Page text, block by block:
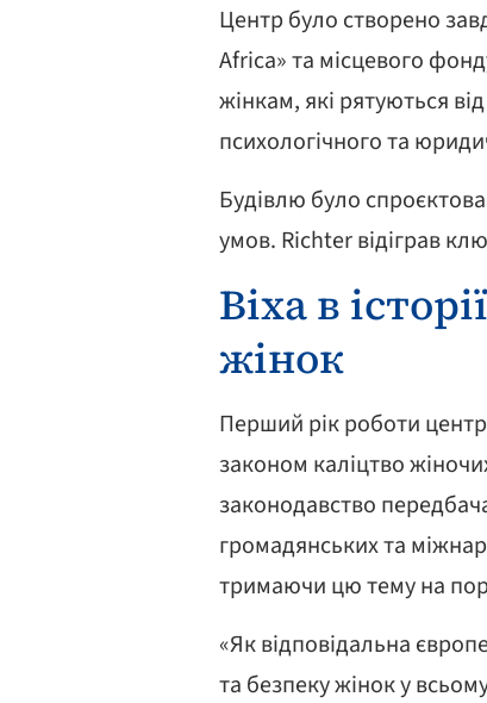
Центр було створено
Africa» та місцевого
жінкам, які рятуються
психологічного та
Будівлю було
умов. Richter відіграв
Віха в
жінок
Перший рік роботи
законом каліцтво
законодавство
громадянських та
тримаючи цю тему на
«Як відповідальна
та безпеку жінок у